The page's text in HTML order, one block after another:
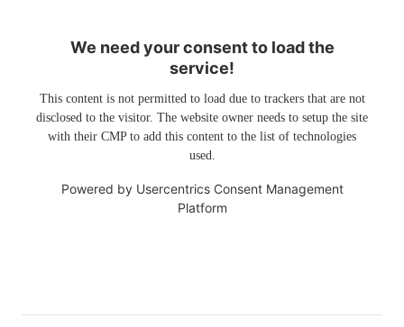
We need your consent to load the
service!
This content is not permitted to load due to trackers that are not
disclosed to the visitor. The website owner needs to setup the site
with their CMP to add this content to the list of technologies
used.
Powered by Usercentrics Consent Management
Platform